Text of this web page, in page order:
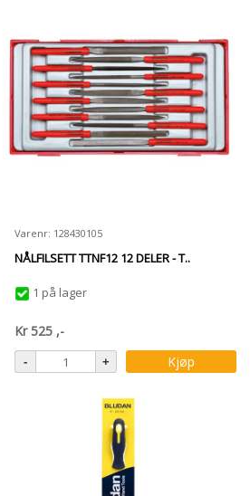
Varenr: 128430105
NÅLFILSETT TTNF12 12 DELER - T..
1 på lager
Kr525 ,-
Kjøp